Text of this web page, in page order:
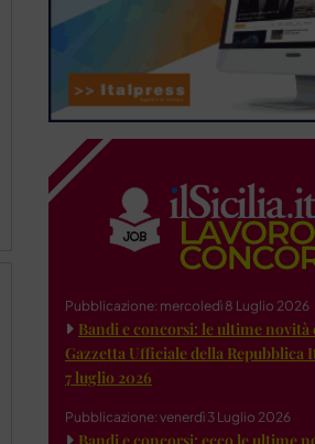
Pubblicazione: mercoledì 8 Luglio 2026
Bandi e concorsi: le ultime novità
Gazzetta Ufficiale della Repubblica
7 luglio 2026
Pubblicazione: venerdì 3 Luglio 2026